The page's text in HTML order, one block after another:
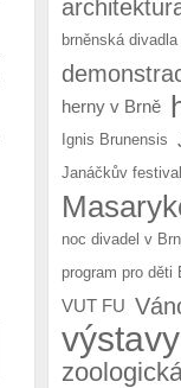
brněnská divadla
herny v Brně
Ignis Brunensis
Janáčkův festival
noc divadel v
program pro děti
VUT FU